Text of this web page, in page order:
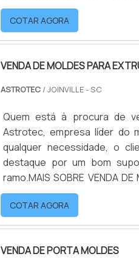
encontrará proteção e
INFORMAÇÕES SOBRE...
COTAR AGORA
VENDA DE MOLDES PARA
ASTROTEC / JOINVILLE - SC
Quem está à procura de
Astrotec, empresa líder do
qualquer necessidade, o
destaque por um bom
ramo.MAIS SOBRE VENDA
venda de moldes para
Astrotec. É possível encontrar
COTAR AGORA
VENDA DE PORTA MOLDES